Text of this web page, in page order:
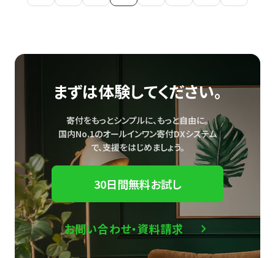
まずは体験してください。
寄付をもっとシンプルに、もっと自由に。
国内No.1のオールインワン寄付DXシステム
で、支援をはじめましょう。
30日間無料お試し
お問い合わせ・資料請求